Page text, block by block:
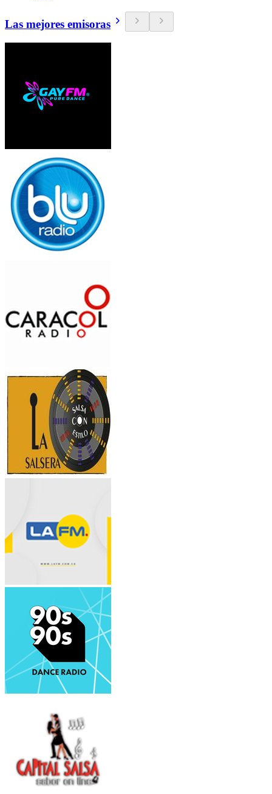
Las mejores emisoras